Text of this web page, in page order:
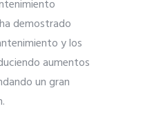
demostrado
y los
aumentos
un gran